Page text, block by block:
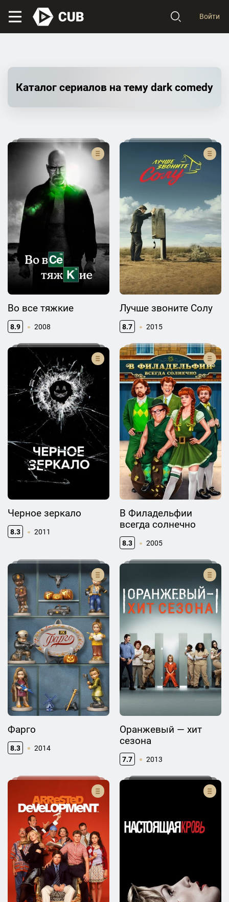
Войти
Каталог сериалов на тему dark comedy
Во все тяжкие
8.9 2008
Лучше звоните Солу
8.7 2015
Черное зеркало
8.3 2011
В Филадельфии
всегда солнечно
8.3 2005
Фарго
8.3 2014
Оранжевый — хит
сезона
7.7 2013